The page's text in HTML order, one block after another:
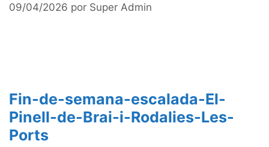
09/04/2026 por Super Admin
Fin-de-semana-escalada-El-
Pinell-de-Brai-i-Rodalies-Les-
Ports